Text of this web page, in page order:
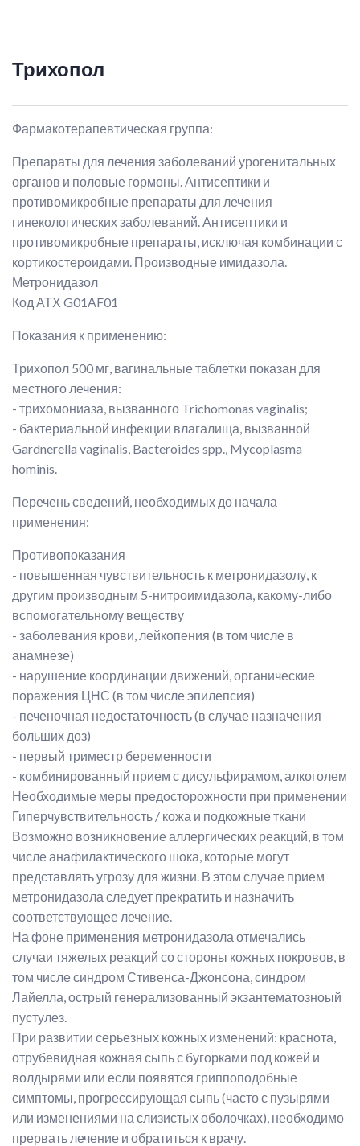
Трихопол
Фармакотерапевтическая группа:
Препараты для лечения заболеваний урогенитальных
органов и половые гормоны. Антисептики и
противомикробные препараты для лечения
гинекологических заболеваний. Антисептики и
противомикробные препараты, исключая комбинации с
кортикостероидами. Производные имидазола.
Метронидазол
Код АТХ G01АF01
Показания к применению:
Трихопол 500 мг, вагинальные таблетки показан для
местного лечения:
- трихомониаза, вызванного Trichomonas vaginalis;
- бактериальной инфекции влагалища, вызванной
Gardnerella vaginalis, Bacteroides spp., Mycoplasma
hominis.
Перечень сведений, необходимых до начала
применения:
Противопоказания
- повышенная чувствительность к метронидазолу, к
другим производным 5-нитроимидазола, какому-либо
вспомогательному веществу
- заболевания крови, лейкопения (в том числе в
анамнезе)
- нарушение координации движений, органические
поражения ЦНС (в том числе эпилепсия)
- печеночная недостаточность (в случае назначения
больших доз)
- первый триместр беременности
- комбинированный прием с дисульфирамом, алкоголем
Необходимые меры предосторожности при применении
Гиперчувствительность / кожа и подкожные ткани
Возможно возникновение аллергических реакций, в том
числе анафилактического шока, которые могут
представлять угрозу для жизни. В этом случае прием
метронидазола следует прекратить и назначить
соответствующее лечение.
На фоне применения метронидазола отмечались
случаи тяжелых реакций со стороны кожных покровов, в
том числе синдром Стивенса-Джонсона, синдром
Лайелла, острый генерализованный экзантематозноый
пустулез.
При развитии серьезных кожных изменений: краснота,
отрубевидная кожная сыпь с бугорками под кожей и
волдырями или если появятся гриппоподобные
симптомы, прогрессирующая сыпь (часто с пузырями
или изменениями на слизистых оболочках), необходимо
прервать лечение и обратиться к врачу.